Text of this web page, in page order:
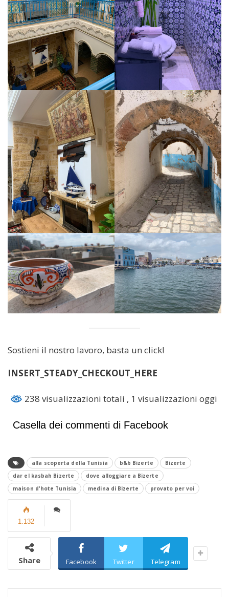
Sostieni il nostro lavoro, basta un click!
INSERT_STEADY_CHECKOUT_HERE
238 visualizzazioni totali , 1 visualizzazioni oggi
Casella dei commenti di Facebook
alla scoperta della Tunisia b&b Bizerte
Bizerte
dar el kasbah Bizerte
dove alloggiare a Bizerte
maison d'hote Tunisia
medina di Bizerte provato per voi
1.132
Share Facebook Twitter Telegram